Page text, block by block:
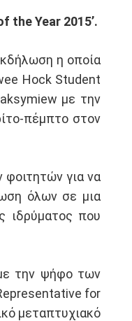
the Year 2015’.
η οποία
Hock Student
με την
πέμπτο στον
για να
όλων σε μια
ιδρύματος που
την ψήφο των
for
μεταπτυχιακό